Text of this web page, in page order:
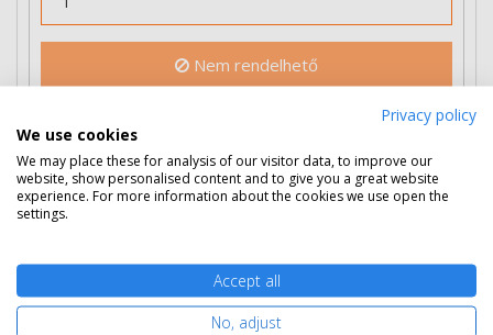
Nem rendelhető
Eredeti kellékek
Philips PFA 351 faxfilm
Privacy policy
We use cookies
We may place these for analysis of our visitor data, to improve our
website, show personalised content and to give you a great website
experience. For more information about the cookies we use open the
settings.
Accept all
No, adjust